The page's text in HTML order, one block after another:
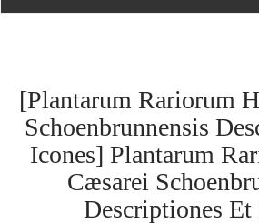
[Plantarum Rariorum
Schoenbrunnensis
Icones] Plantarum
Cæsarei
Descriptiones Et